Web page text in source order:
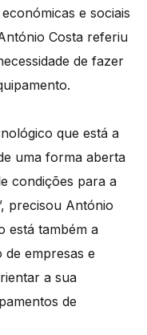
e sociais
Costa referiu
de fazer
que está a
uma forma aberta
condições para a
precisou António
está também a
empresas e
a sua
de